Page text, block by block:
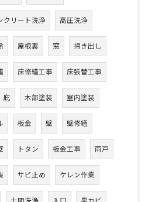
クリート洗浄 高圧洗浄
屋根裏 窓 掃き出し
床修繕工事 床張替工事
庇 木部塗装 室内塗装
板金 壁 壁修繕
トタン 板金工事 雨戸
サビ止め ケレン作業